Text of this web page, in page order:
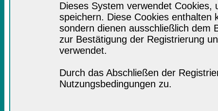
Dieses System verwendet
speichern. Diese Cookies enthalten
sondern dienen ausschließlich dem
zur Bestätigung der Registrierung
verwendet.
Durch das Abschließen der
Nutzungsbedingungen zu.